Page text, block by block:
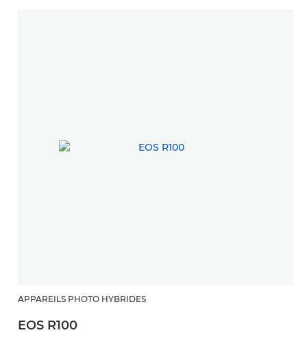
APPAREILS PHOTO HYBRIDES
EOS R100